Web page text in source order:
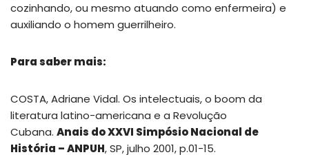
cozinhando, ou mesmo atuando como enfermeira) e
auxiliando o homem guerrilheiro.
Para saber mais:
COSTA, Adriane Vidal. Os intelectuais, o boom da
literatura latino-americana e a Revolução
Cubana. Anais do XXVI Simpósio Nacional de
História – ANPUH, SP, julho 2001, p.01-15.